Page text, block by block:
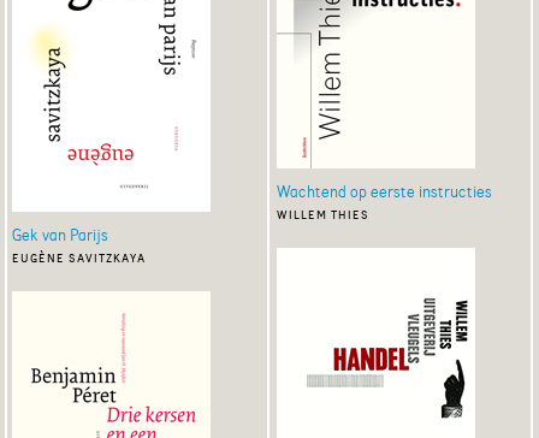
Gek van Parijs
eugène savitzkaya
Wachtend op eerste instructies
willem thies